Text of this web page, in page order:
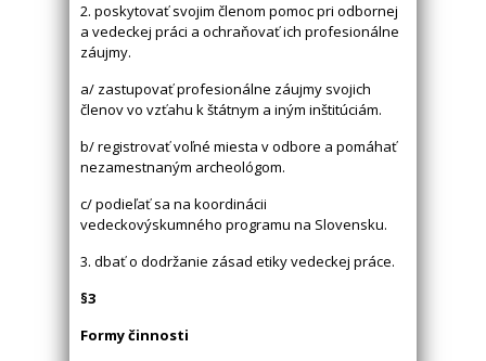
2. poskytovať svojim členom pomoc pri odbornej
a vedeckej práci a ochraňovať ich profesionálne
záujmy.
a/ zastupovať profesionálne záujmy svojich
členov vo vzťahu k štátnym a iným inštitúciám.
b/ registrovať voľné miesta v odbore a pomáhať
nezamestnaným archeológom.
c/ podieľať sa na koordinácii
vedeckovýskumného programu na Slovensku.
3. dbať o dodržanie zásad etiky vedeckej práce.
§3
Formy činnosti